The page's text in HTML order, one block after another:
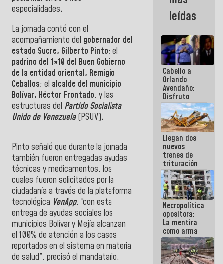
especialidades.
La jornada contó con el
acompañamiento del gobernador del
estado Sucre, Gilberto Pinto; el
padrino del 1×10 del Buen Gobierno
de la entidad oriental, Remigio
Ceballos; el alcalde del municipio
Bolívar, Héctor Frontado, y las
estructuras del Partido Socialista
Unido de Venezuela(PSUV).
Pinto señaló que durante la jornada
también fueron entregadas ayudas
técnicas y medicamentos, los
cuales fueron solicitados por la
ciudadanía a través de la plataforma
tecnológica VenApp, “con esta
entrega de ayudas sociales los
municipios Bolívar y Mejía alcanzan
el 100% de atención a los casos
reportados en el sistema en materia
de salud”, precisó el mandatario.
Pueblo
leídas
Cabello a
Orlando
Avendaño:
Disfruto
cada vez
que escribes
porque lo
que haces
es
embarrarla
Llegan dos
nuevos
trenes de
trituración
para
optimizar
manejo de
escombros
en La Guaira
Necropolítica
opositora:
La mentira
como arma
contra el
Pueblo